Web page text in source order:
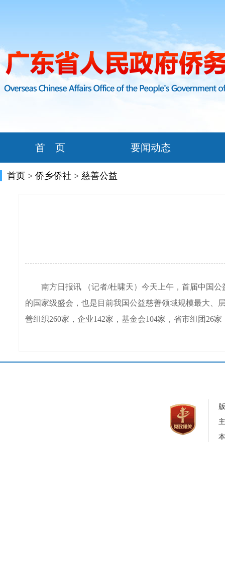
首 页 要闻动态
首页 > 侨乡侨社 > 慈善公益
南方日报讯 （记者/杜啸天）今天上午，首届中国公
的国家级盛会，也是目前我国公益慈善领域规模最大、
善组织260家，企业142家，基金会104家，省市组团26